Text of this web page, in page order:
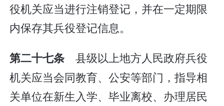
役机关应当进行注销登记，并在一定期限
内保存其兵役登记信息。
第二十七条县级以上地方人民政府兵役
机关应当会同教育、公安等部门，指导相
关单位在新生入学、毕业离校、办理居民